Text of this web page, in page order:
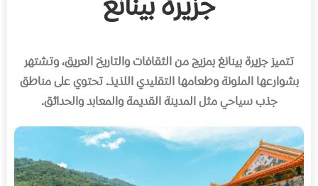
جزيرة بينانغ
تتميز جزيرة بينانغ بمزيج من الثقافات والتاريخ العريق، وتشتهر
بشوارعها الملونة وطعامها التقليدي اللذيذ. تحتوي على مناطق
جذب سياحي مثل المدينة القديمة والمعابد والحدائق.